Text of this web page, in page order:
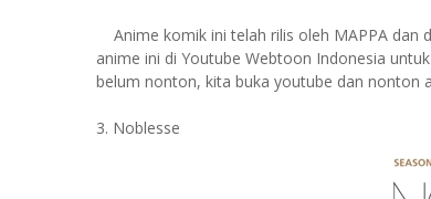
Anime komik ini telah rilis oleh MAPPA dan
anime ini di Youtube Webtoon Indonesia
belum nonton, kita buka youtube dan nonton
3. Noblesse